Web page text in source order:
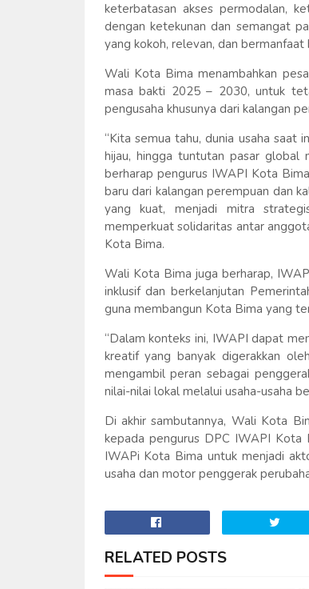
keterbatasan akses permodalan,
dengan ketekunan dan semangat
yang kokoh, relevan, dan
Wali Kota Bima menambahkan
masa bakti 2025 – 2030, untuk
pengusaha khusunya dari kalangan
“Kita semua tahu, dunia usaha saat
hijau, hingga tuntutan pasar global
berharap pengurus IWAPI Kota
baru dari kalangan perempuan dan
yang kuat, menjadi mitra
memperkuat solidaritas antar
Kota Bima.
Wali Kota Bima juga berharap,
inklusif dan berkelanjutan
guna membangun Kota Bima yang
“Dalam konteks ini, IWAPI dapat
kreatif yang banyak digerakkan
mengambil peran sebagai
nilai-nilai lokal melalui usaha-usaha
Di akhir sambutannya, Wali Kota
kepada pengurus DPC IWAPI
IWAPi Kota Bima untuk menjadi
usaha dan motor penggerak
RELATED POSTS